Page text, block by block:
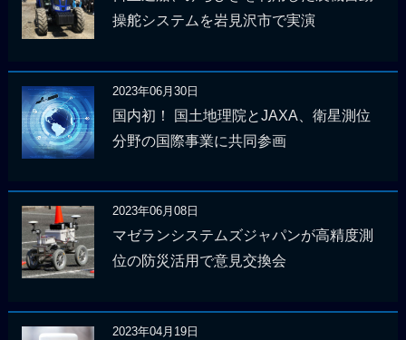
操舵システムを岩見沢市で実演
2023年06月30日
国内初！ 国土地理院とJAXA、衛星測位
分野の国際事業に共同参画
2023年06月08日
マゼランシステムズジャパンが高精度測
位の防災活用で意見交換会
2023年04月19日